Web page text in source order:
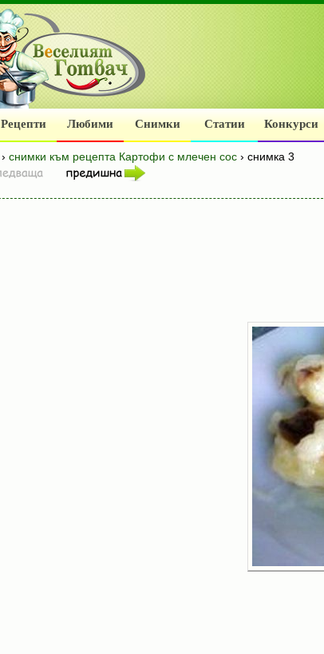
Рецепти Любими Снимки Статии Конкурси
› снимки към рецепта Картофи с млечен сос › снимка 3